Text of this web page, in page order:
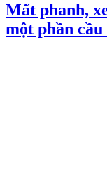
Mất phanh,
một phần